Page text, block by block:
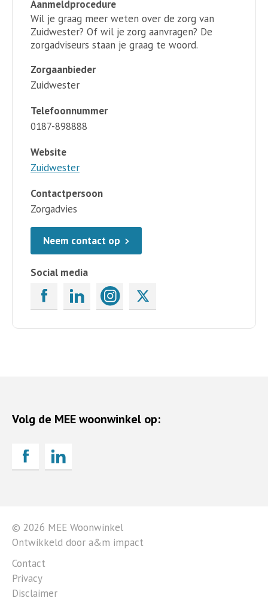
Aanmeldprocedure
Wil je graag meer weten over de zorg van
Zuidwester? Of wil je zorg aanvragen? De
zorgadviseurs staan je graag te woord.
Zorgaanbieder
Zuidwester
Telefoonnummer
0187-898888
Website
Zuidwester
Contactpersoon
Zorgadvies
Neem contact op
Social media
Volg de MEE woonwinkel op:
© 2026 MEE Woonwinkel
Ontwikkeld door a&m impact
Contact
Privacy
Disclaimer